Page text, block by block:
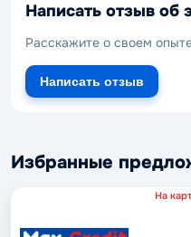
Написать отзыв
Расскажите о своем
Написать отзыв
Избранные
На